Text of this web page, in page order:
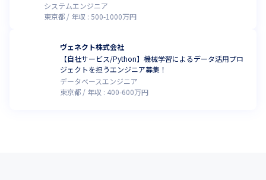
システムエンジニア
東京都
年収 : 500-1000万円
ヴェネクト株式会社
【自社サービス/Python】機械学習によるデータ活用プロ
ジェクトを担うエンジニア募集！
データベースエンジニア
東京都
年収 : 400-600万円